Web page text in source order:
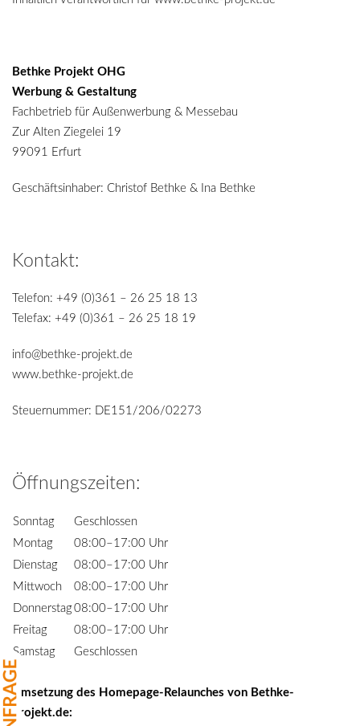
Bethke Projekt OHG
Werbung & Gestaltung
Fachbetrieb für Außenwerbung & Messebau
Zur Alten Ziegelei 19
99091 Erfurt
Geschäftsinhaber: Christof Bethke & Ina Bethke
Kontakt:
Telefon: +49 (0)361 – 26 25 18 13
Telefax: +49 (0)361 – 26 25 18 19
info@bethke-projekt.de
www.bethke-projekt.de
Steuernummer: DE151/206/02273
Öffnungszeiten:
Sonntag
Geschlossen
Montag
08:00–17:00 Uhr
Dienstag
08:00–17:00 Uhr
Mittwoch
08:00–17:00 Uhr
Donnerstag08:00–17:00 Uhr
Freitag
08:00–17:00 Uhr
Samstag
Geschlossen
Umsetzung des Homepage-Relaunches von Bethke-
Projekt.de: